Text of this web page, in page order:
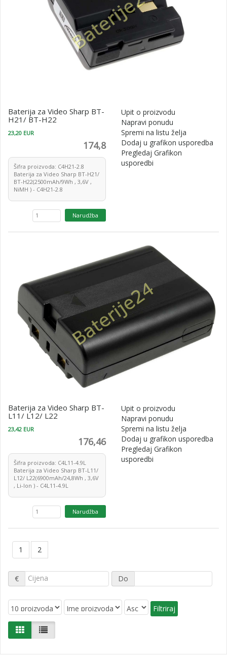
Baterija za Video Sharp BT-
H21/ BT-H22
23,20 EUR
174,8
Šifra proizvoda: C4H21-2.8
Baterija za Video Sharp BT-H21/
BT-H22(2500mAh/9Wh , 3,6V ,
NiMH ) - C4H21-2.8
Upit o proizvodu
Napravi ponudu
Spremi na listu želja
Dodaj u grafikon usporedba
Pregledaj Grafikon
usporedbi
Baterija za Video Sharp BT-
L11/ L12/ L22
23,42 EUR
176,46
Šifra proizvoda: C4L11-4.9L
Baterija za Video Sharp BT-L11/
L12/ L22(6900mAh/24,8Wh , 3,6V
, Li-Ion ) - C4L11-4.9L
Upit o proizvodu
Napravi ponudu
Spremi na listu želja
Dodaj u grafikon usporedba
Pregledaj Grafikon
usporedbi
1 2
€ Do